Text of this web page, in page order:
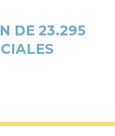
DE 23.295